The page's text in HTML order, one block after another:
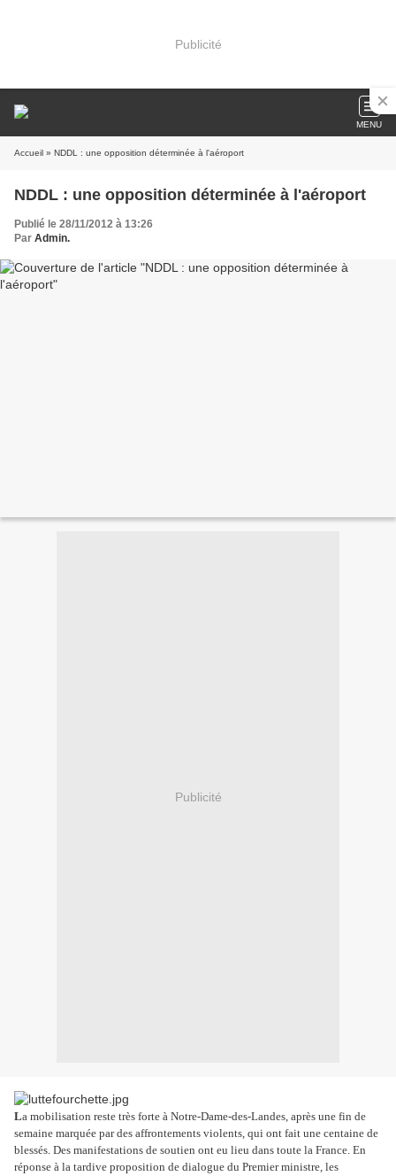
Publicité
MENU
Accueil » NDDL : une opposition déterminée à l'aéroport
NDDL : une opposition déterminée à l'aéroport
Publié le 28/11/2012 à 13:26
Par Admin.
Publicité
La mobilisation reste très forte à Notre-Dame-des-Landes, après une fin de
semaine marquée par des affrontements violents, qui ont fait une centaine de
blessés. Des manifestations de soutien ont eu lieu dans toute la France. En
réponse à la tardive proposition de dialogue du Premier ministre, les